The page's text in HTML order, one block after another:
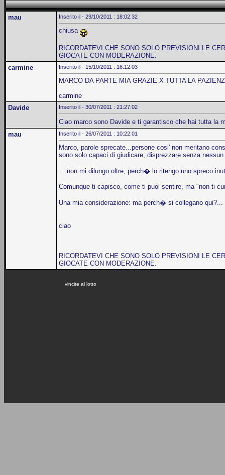
mau Inserito il - 29/10/2011 : 18:02:32
chiusa
RICORDATEVI CHE SONO SOLO PREVISIONI LE
GIOCATE CON MODERAZIONE.
carmine
Inserito il - 15/10/2011 : 16:12:03
MARCO DA PARTE MIA GRAZIE X TUTTA LA
carmine
Davide
Inserito il - 30/07/2011 : 21:27:02
Ciao marco sono Davide e ti garantisco che hai tutta la
mau
Inserito il - 26/07/2011 : 10:22:01
Marco, parole sprecate...persone cosi' non meritano
sono solo capaci di giudicare, disprezzare senza
... non mi dilungo oltre, perch� lo ritengo uno spreco
Comunque ti capisco, come ti puoi sentire, ma "non ti
Una mia considerazione: ma perch� si collegano qui?...
ciao
RICORDATEVI CHE SONO SOLO PREVISIONI LE
GIOCATE CON MODERAZIONE.
vincite al lotto